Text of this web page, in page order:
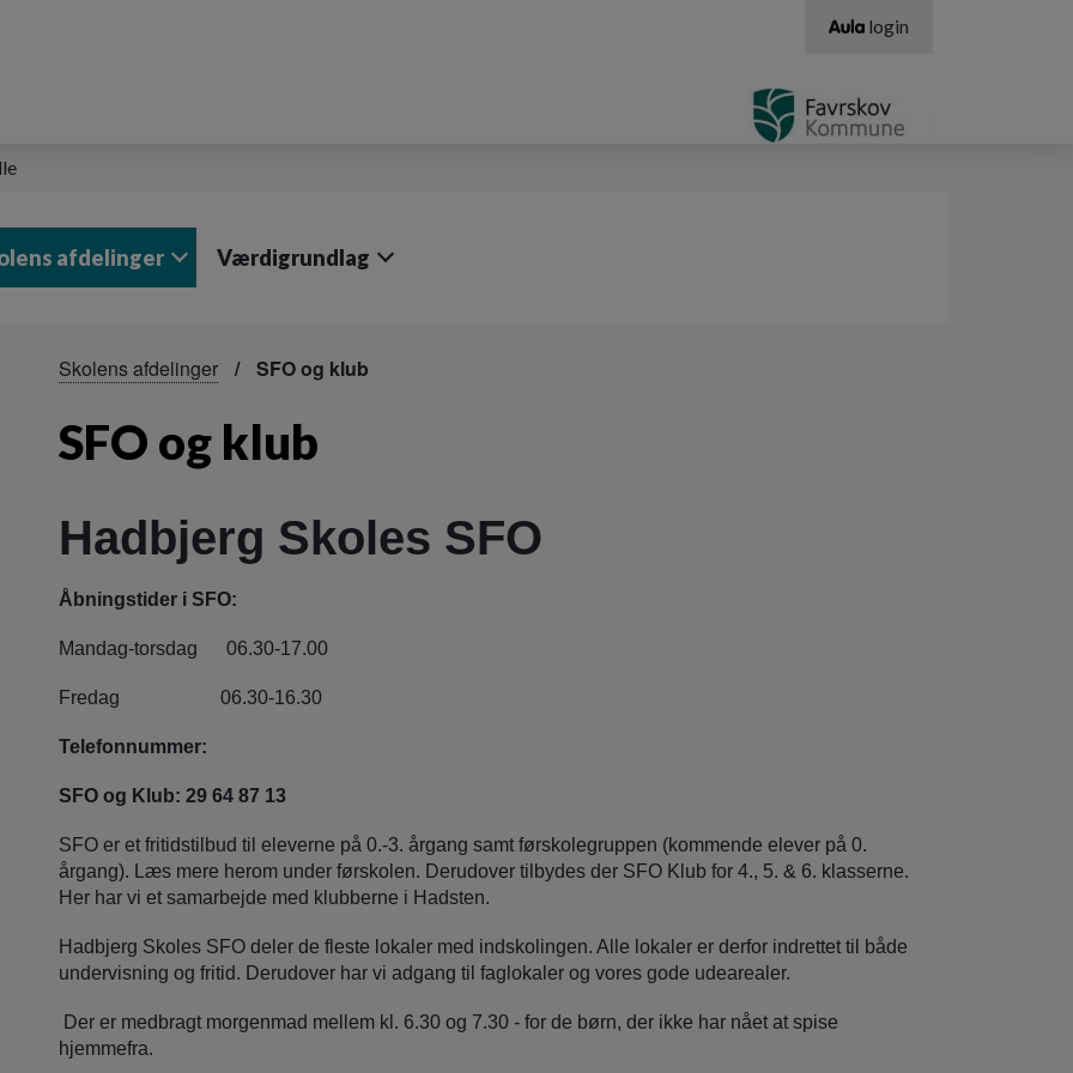
login
afdelinger Værdigrundlag
Skolens afdelinger SFO og klub
SFO og klub
Hadbjerg Skoles SFO
Åbningstider i SFO:
Mandag-torsdag 06.30-17.00
Fredag 06.30-16.30
Telefonnummer:
SFO og Klub: 29 64 87 13
SFO er et fritidstilbud til eleverne på 0.-3. årgang samt førskolegruppen (kommende elever på 0.
årgang). Læs mere herom under førskolen. Derudover tilbydes der SFO Klub for 4., 5. & 6. klasserne.
Her har vi et samarbejde med klubberne i Hadsten.
Hadbjerg Skoles SFO deler de fleste lokaler med indskolingen. Alle lokaler er derfor indrettet til både
undervisning og fritid. Derudover har vi adgang til faglokaler og vores gode udearealer.
Der er medbragt morgenmad mellem kl. 6.30 og 7.30 - for de børn, der ikke har nået at spise
hjemmefra.